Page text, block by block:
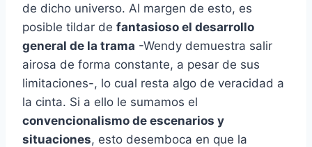
de dicho universo. Al margen de esto, es
posible tildar de fantasioso el desarrollo
general de la trama -Wendy demuestra salir
airosa de forma constante, a pesar de sus
limitaciones-, lo cual resta algo de veracidad a
la cinta. Si a ello le sumamos el
convencionalismo de escenarios y
situaciones, esto desemboca en que la